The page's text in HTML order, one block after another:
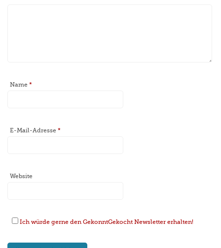
Name*
E-Mail-Adresse*
Website
Ich würde gerne den GekonntGekocht Newsletter erhalten!